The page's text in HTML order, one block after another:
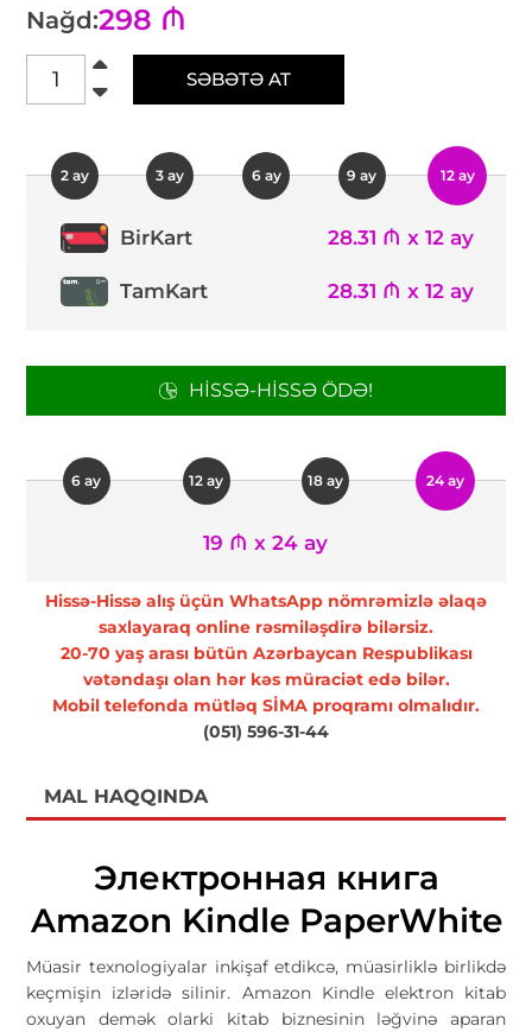
Nağd:298 ₼
SƏBƏTƏ AT
2 ay 3 ay 6 ay 9 ay 12 ay
BirKart 28.31 ₼ x 12 ay
TamKart 28.31 ₼ x 12 ay
HISSƏ-HISSƏ ÖDƏ!
6 ay 12 ay 18 ay 24 ay
19 ₼ x 24 ay
Hissə-Hissə alış üçün WhatsApp nömrəmizlə əlaqə
saxlayaraq online rəsmiləşdirə bilərsiz.
20-70 yaş arası bütün Azərbaycan Respublikası
vətəndaşı olan hər kəs müraciət edə bilər.
Mobil telefonda mütləq SİMA proqramı olmalıdır.
(051) 596-31-44
MAL HAQQINDA
Электронная книга
Amazon Kindle PaperWhite
Müasir texnologiyalar inkişaf etdikcə, müasirliklə birlikdə
keçmişin izləridə silinir. Amazon Kindle elektron kitab
oxuyan demək olarki kitab biznesinin ləğvinə aparan